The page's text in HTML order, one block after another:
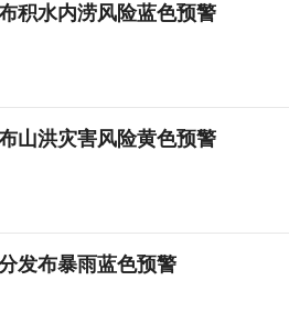
积水内涝风险蓝色预警
山洪灾害风险黄色预警
发布暴雨蓝色预警